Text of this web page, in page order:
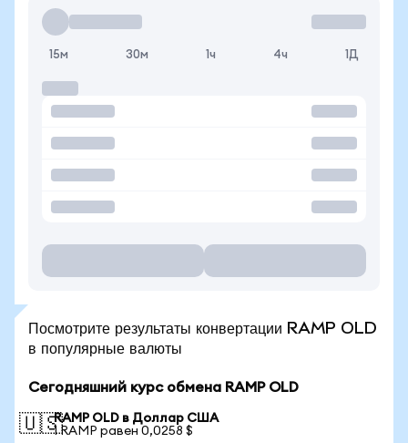
15м 30м 1ч 4ч 1Д
Посмотрите результаты конвертации RAMP OLD
в популярные валюты
Сегодняшний курс обмена RAMP OLD
🇺🇸RAMP OLD в Доллар США
1 RAMP равен 0,0258 $